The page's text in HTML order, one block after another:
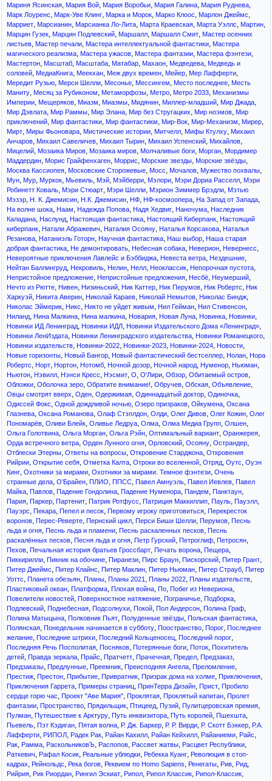
Мариня Ясинская, Мария Вой, Мария Воробьи, Мария Галина, Мария Руднева,
Марк Лоуренс, Марк-Уве Клинг, Марка и Морок, Марко Клоос, Марлон Джеймс,
Марриет, Марсианин, Марсианка Ло-Лита, Марта Краевская, Марта Уэллс, Мартин,
Марцин Гузек, Марцин Подлевский, Маршалл, Маршалл Смит, Мастер осенних
листьев, Мастер печали, Мастера интеллектуальной фантастики, Мастера
магического реализма, Мастера ужасов, Мастера фантазии, Мастера фэнтези,
Мастертон, Масштаб, Масштабa, Матабар, Махаон, Медведева, Медведь и
соловей, МедиаКнига, Меекхан, Меж двух времен, Мейер, Мер Лафферти,
Мередит Рузью, Мерси Шелли, Месонье, Мессингем, Место последнее, Месть
Маниту, Месяц за Рубиконом, Метаморфозы, Метро, Метро 2033, Механизмы
Империи, Мещеряков, Миазм, Миазмы, Мидянин, Миллер-младший, Мир Джада,
Мир Дэвлата, Мир Раммы, Мир Элана, Мир без Стругацких, Мир ноэмов, Мир
приключений, Мир фантастики, Мир фантастикм, Мир-Вок, Мир-Механизм, Мирер,
Мирт, Миры Фьоновара, Мистические истории, Митчелл, Мифы Ктулху, Михаил
Анчаров, Михаил Савеличев, Михаил Тырин, Михаил Успенский, Михайлов,
Мицелий, Мозаика Миров, Мозаика миров, Молчаливые боги, Морган, Мордимер
Маддердин, Морис Грайфенхаген, Моррис, Морские звезды, Морские звёзды,
Москва Кассиопея, Московские Сторожевые, Мосс, Мочалов, Мужество похвалы,
Мун, Мур, Муркок, Мьевиль, Мэй, Мэйберри, Мэлори, Мэри Дориа Расселл, Мэри
Робинетт Коваль, Мэри Стюарт, Мэри Шелли, Мэрион Зиммер Брэдли, Мэтью
Мэзэр, Н. К. Джемисин, Н.К. Джемисин, НФ, НФ-космоопера, На Запад от Запада,
На волне шока, Наам, Надежда Попова, Надя Хедвиг, Наночума, Наследник
Каладана, Наслунд, Настоящая фантастика, Настоящий Киберпанк, Настоящий
киберпанк, Натали Абражевич, Наталия Осояну, Наталья Корсакова, Наталья
Резанова, Натаниэль Готорн, Научная фантастика, Наш выбор, Наша старая
добрая фантастика, Не демонтировать, Небесная собака, Неверион, Невернесс,
Невероятные приключения Лавлейс и Бэббиджа, Невеста ветра, Нездешние,
Нейтан Баллингруд, Некровиль, Нелин, Нелл, Неоклассик, Непорочная пустота,
Непристойное предложение, Непристойные предложения, Несбё, Неумерший,
Нечто из Рютте, Нивен, Низиньский, Ник Каттер, Ник Перумов, Ник Робертс, Ник
Харкуэй, Никита Аверин, Николай Караев, Николай Немытов, Николас Биндж,
Николас Эймерик, Никс, Никто не уйдет живым, Нил Гейман, Нил Стивенсон,
Ниланд, Нина Малкина, Нина малкина, Новария, Новая Луна, Новинка, Новинки,
Новинки ИД Ленинград, Новинки ИДЛ, Новинки Издательского Дома «Ленинград»,
Новинки ЛенИздата, Новинки Ленинградского издательства, Новинки Романецкого,
Новинки издательств, Новинки-2022, Новинки-2023, Новинки-2024, Новости,
Новые горизонты, Новый Бангор, Новый фантастический бестселлер, Нолан, Нора
Робертс, Норт, Нортон, Нотомб, Ночной дозор, Ночной народ, Нуменор, Ньюман,
Ньютон, Нэвилл, Нэнси Кресс, Нэсмит, О, О'Лири, Обзор, Обитаемый остров,
Обложки, Оболочка зеро, Обратите внимание!, Обручев, Обская, Объявление,
Овцы смотрят вверх, Оден, Одержимая, Одиннадцатый доктор, Одиночка,
Одиссей Фокс, Одной дождливой ночью, Озеро призраков, Ойкумена, Оксана
Глазнева, Оксана Романова, Олаф Стэплдон, Олди, Олег Дивов, Олег Кожин, Олег
Пономарёв, Оливи Блейк, Оливье Ледруа, Олма, Олма Медиа Групп, Олшен,
Ольга Голотвина, Ольга Морган, Ольга Рэйн, Оптимальный вариант, Оранжерея,
Орда встречного ветра, Орден Лунного огня, Орловский, Осояну, Острандер,
Отблески Этерны, Ответы на вопросы, Откровение Старджона, Откровения
Рийрии, Открытие себя, Отметка Калта, Отроки во вселенной, Отряд, Оутс, Оуэн
Кинг, Охотники за мирами, Охотники за мирами. Темное фэнтези, Очень
странные дела, О’Брайен, ПЛИО, ППСС, Павел Амнуэль, Павел Иевлев, Павел
Майка, Павлов, Падение Гондолина, Падение Нуменора, Пандем, Панктаун,
Пария, Паркер, Партенит, Патрик Ротфусс, Патриция Маккиллип, Пауль, Пауэлл,
Пауэрс, Пекара, Пепел и песок, Первому игроку приготовиться, Перекресток
воронов, Перес-Реверте, Пернский цикл, Перси Биши Шелли, Перумов, Песнь
льда и огня, Песнь льда и пламени, Песнь раскаленных песков, Песнь
раскалённых песков, Песня льда и огня, Петр Гурский, Петроглиф, Петросян,
Пехов, Печальная история братьев Гроссбарт, Печать ворона, Пещера,
Пиккирилли, Пикник на обочине, Пиранези, Пирс Браун, Пискорский, Питер Грант,
Питер Джеймс, Питер Клайнс, Питер Маклин, Питер Ньюман, Питер Страуб, Питер
Уоттс, Планета обезьян, Планы, Планы 2021 , Планы 2022, Планы издательств,
Пластиковый океан, Платформа, Плохая война, По, Побег из Невериона,
Повелители новостей, Поверхностное натяжение, Пограничье, Подборка,
Подлевский, Поднебесная, Подсолнухи, Покой, Пол Андерсон, Полина Граф,
Полина Матыцына, Полковник Пьят, Полуденные звёзды, Польская фантастика,
Полянская, Понедельник начинается в субботу, Поостранство, Порог, Последнее
желание, Последние штрихи, Последний Кольценосец, Последний порог,
Последняя Речь Посполитая, Посняков, Потерянные боги, Поток, Похититель
детей, Правда зеркала, Прайс, Пратчетт, Прачечная, Предел, Предзаказ,
Предзаказы, Предлунные, Преемник, Преисподняя Ангела, Преломление,
Престиж, Престон, Прибытие, Привратник, Призрак дома на холме, Приключения,
Приключения Гаррета, Примеры страниц, ПринТерра Дизайн, Прист, Пробило
сердце горю час, Проект "Аве Мария", Проклятая, Проклятый капитан, Пролет
фантазии, Пространство, Прядильщик, Птицеед, Пузий, Пулитцеровская премия,
Пулман, Путешествие к Арктуру, Путь инквизитора, Путь королей, Пшехшта,
Пьевель, Пэт Кэдиган, Пятая волна, Р. Дж. Баркер, Р. Р. Вирди, Р. Скотт Бэккер, Р.А.
Лафферти, РИПОЛ, Радек Рак, Райан Кахилл, Райан Кейхилл, Райаниеми, Райс,
Рак, Рамма, РаскольниковЪ, Распопов, Рассвет жатвы, Расцвет Республики,
Раткевич, Рафал Косик, Реальные ублюдки, Ребекка Куанг, Революция в стоп-
кадрах, Рейнольдс, Река богов, Реквием по Homo Sapiens, Ренегаты, Рив, Рид,
Рийрия, Рик Риордан, Рингил Эскиат, Рипол, Рипол Классик, Рипол-Классик,